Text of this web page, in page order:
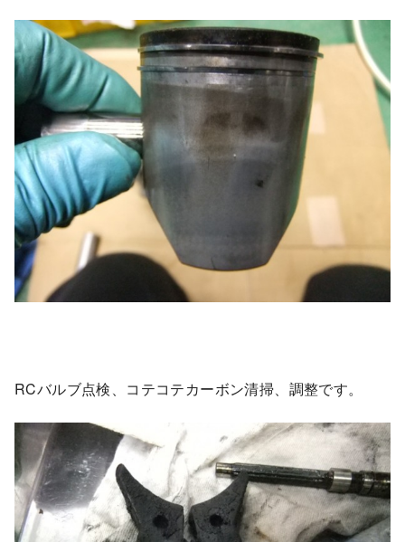
RCバルブ点検、コテコテカーボン清掃、調整です。